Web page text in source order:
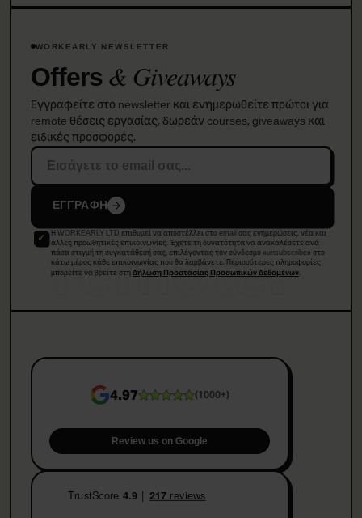
remote.
WORKEARLY NEWSLETTER
Offers& Giveaways
Εγγραφείτε στο newsletter και ενημερωθείτε πρώτοι για
remote θέσεις εργασίας, δωρεάν courses, giveaways και
ειδικές προσφορές.
ΕΓΓΡΑΦΗ
Η WORKEARLY LTD επιθυμεί να αποστέλλει στο email σας ενημερώσεις, νέα και
άλλες προωθητικές επικοινωνίες. Έχετε τη δυνατότητα να ανακαλέσετε ανά
πάσα στιγμή τη συγκατάθεσή σας, επιλέγοντας τον σύνδεσμο «unsubscribe» στο
κάτω μέρος κάθε επικοινωνίας που θα λαμβάνετε. Περισσότερες πληροφορίες
μπορείτε να βρείτε στηΔήλωση Προστασίας Προσωπικών Δεδομένων.
4.97 (1000+)
Review us on Google